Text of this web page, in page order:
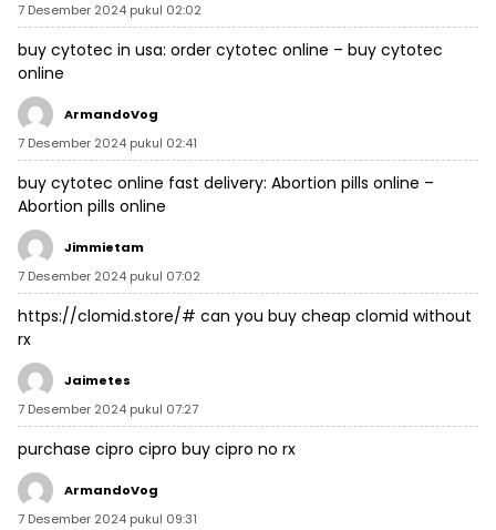
7 Desember 2024 pukul 02:02
buy cytotec in usa: order cytotec online – buy cytotec
online
ArmandoVog
7 Desember 2024 pukul 02:41
buy cytotec online fast delivery: Abortion pills online –
Abortion pills online
Jimmietam
7 Desember 2024 pukul 07:02
https://clomid.store/# can you buy cheap clomid without
rx
Jaimetes
7 Desember 2024 pukul 07:27
purchase cipro cipro buy cipro no rx
ArmandoVog
7 Desember 2024 pukul 09:31